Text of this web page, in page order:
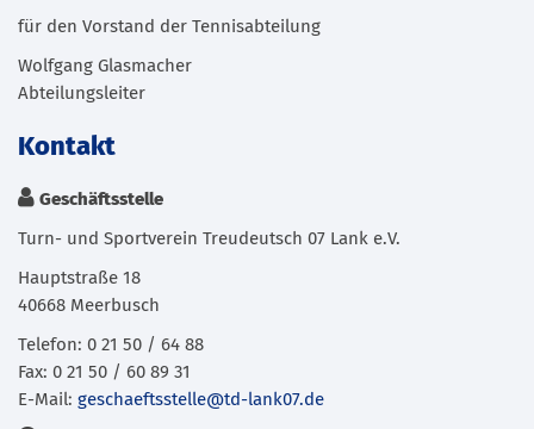
für den Vorstand der Tennisabteilung
Wolfgang Glasmacher
Abteilungsleiter
Kontakt
Geschäftsstelle
Turn- und Sportverein Treudeutsch 07 Lank e.V.
Hauptstraße 18
40668 Meerbusch
Telefon: 0 21 50 / 64 88
Fax: 0 21 50 / 60 89 31
E-Mail: geschaeftsstelle@td-lank07.de